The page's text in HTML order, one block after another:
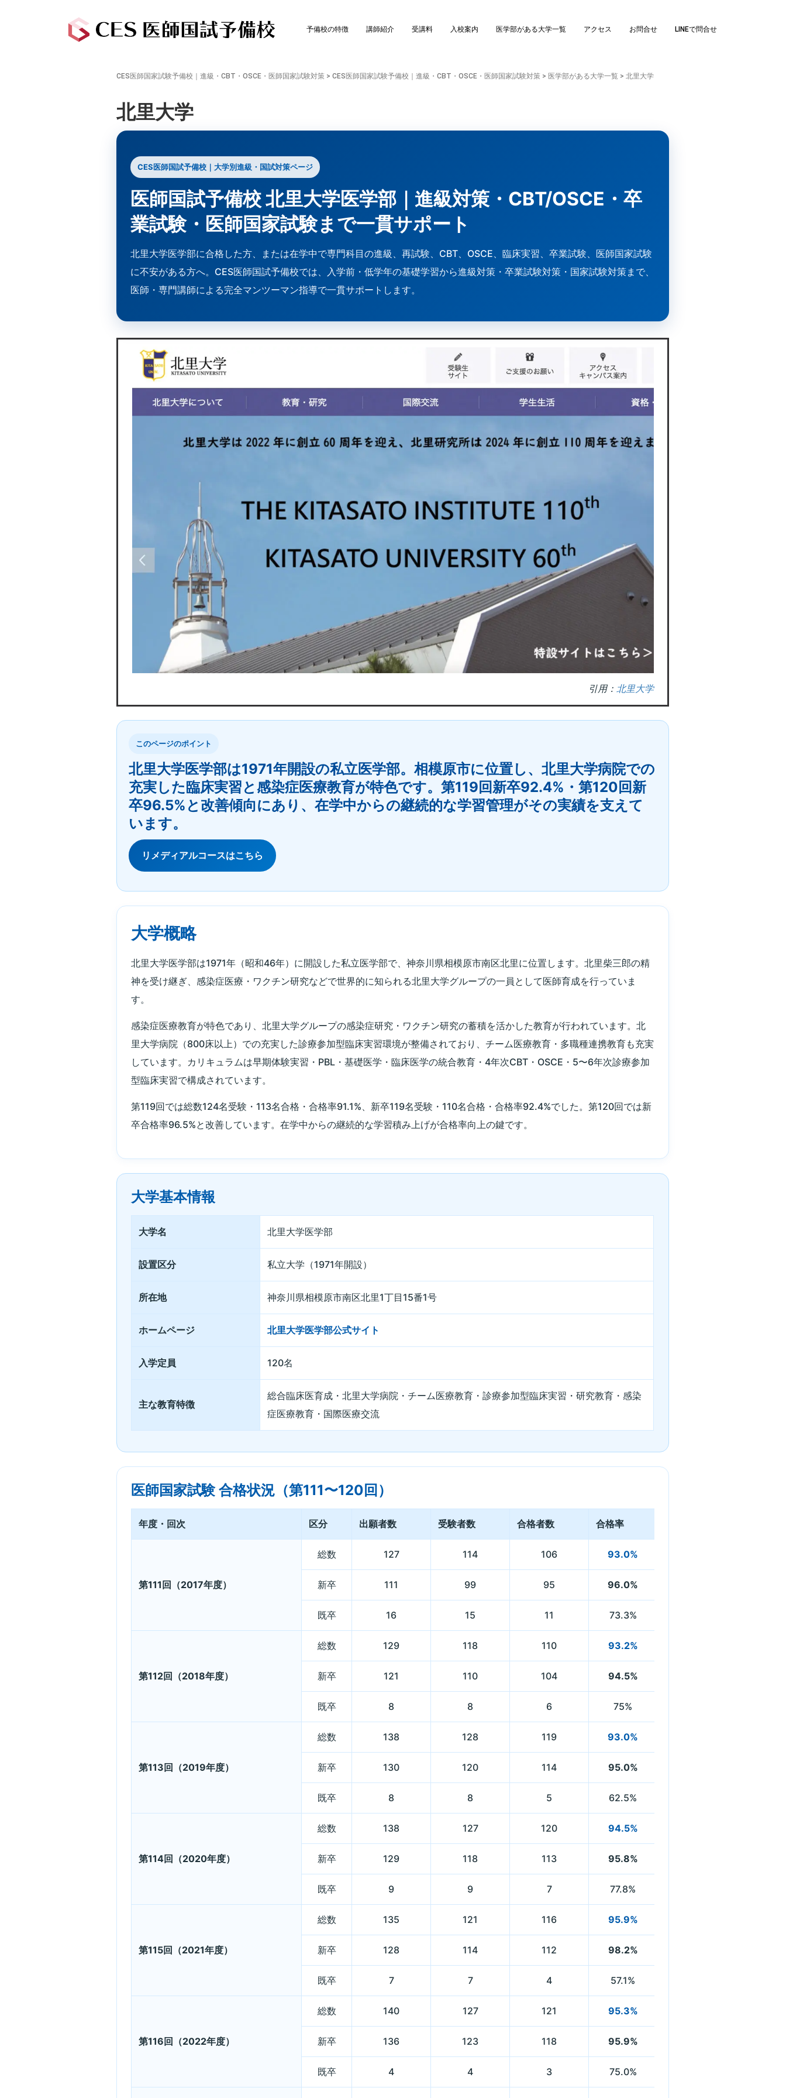
予備校の特徴 講師紹介 受講料 入校案内 医学部がある大学一覧 アクセス お問合せ LINEで問合せ
CES医師国家試験予備校｜進級・CBT・OSCE・医師国家試験対策 >CES医師国家試験予備校｜進級・CBT・OSCE・医師国家試験対策 > 医学部がある大学一覧 >北里大学
北里大学
CES医師国試予備校｜大学別進級・国試対策ページ
医師国試予備校 北里大学医学部｜進級対策・CBT/OSCE・卒
業試験・医師国家試験まで一貫サポート
北里大学医学部に合格した方、または在学中で専門科目の進級、再試験、CBT、OSCE、臨床実習、卒業試験、医師国家試験
に不安がある方へ。CES医師国試予備校では、入学前・低学年の基礎学習から進級対策・卒業試験対策・国家試験対策まで、
医師・専門講師による完全マンツーマン指導で一貫サポートします。
引用：北里大学
このページのポイント
北里大学医学部は1971年開設の私立医学部。相模原市に位置し、北里大学病院での
充実した臨床実習と感染症医療教育が特色です。第119回新卒92.4%・第120回新
卒96.5%と改善傾向にあり、在学中からの継続的な学習管理がその実績を支えて
います。
リメディアルコースはこちら
大学概略
北里大学医学部は1971年（昭和46年）に開設した私立医学部で、神奈川県相模原市南区北里に位置します。北里柴三郎の精
神を受け継ぎ、感染症医療・ワクチン研究などで世界的に知られる北里大学グループの一員として医師育成を行っていま
す。
感染症医療教育が特色であり、北里大学グループの感染症研究・ワクチン研究の蓄積を活かした教育が行われています。北
里大学病院（800床以上）での充実した診療参加型臨床実習環境が整備されており、チーム医療教育・多職種連携教育も充実
しています。カリキュラムは早期体験実習・PBL・基礎医学・臨床医学の統合教育・4年次CBT・OSCE・5〜6年次診療参加
型臨床実習で構成されています。
第119回では総数124名受験・113名合格・合格率91.1%、新卒119名受験・110名合格・合格率92.4%でした。第120回では新
卒合格率96.5%と改善しています。在学中からの継続的な学習積み上げが合格率向上の鍵です。
大学基本情報
大学名 北里大学医学部
設置区分 私立大学（1971年開設）
所在地 神奈川県相模原市南区北里1丁目15番1号
ホームページ 北里大学医学部公式サイト
入学定員 120名
主な教育特徴
総合臨床医育成・北里大学病院・チーム医療教育・診療参加型臨床実習・研究教育・感染
症医療教育・国際医療交流
医師国家試験 合格状況（第111〜120回）
年度・回次 区分 出願者数 受験者数 合格者数 合格率
第111回（2017年度）
総数 127 114 106 93.0%
新卒 111 99 95 96.0%
既卒 16 15 11 73.3%
第112回（2018年度）
総数 129 118 110 93.2%
新卒 121 110 104 94.5%
既卒 8 8 6 75%
第113回（2019年度）
総数 138 128 119 93.0%
新卒 130 120 114 95.0%
既卒 8 8 5 62.5%
第114回（2020年度）
総数 138 127 120 94.5%
新卒 129 118 113 95.8%
既卒 9 9 7 77.8%
第115回（2021年度）
総数 135 121 116 95.9%
新卒 128 114 112 98.2%
既卒 7 7 4 57.1%
第116回（2022年度）
総数 140 127 121 95.3%
新卒 136 123 118 95.9%
既卒 4 4 3 75.0%